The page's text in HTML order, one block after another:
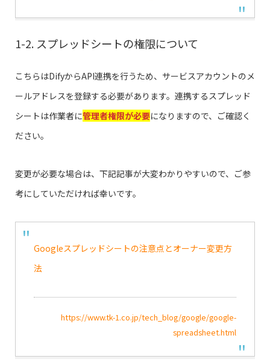
1-2. スプレッドシートの権限について
こちらはDifyからAPI連携を行うため、サービスアカウントのメ
ールアドレスを登録する必要があります。連携するスプレッド
シートは作業者に管理者権限が必要になりますので、ご確認く
ださい。
変更が必要な場合は、下記記事が大変わかりやすいので、ご参
考にしていただければ幸いです。
Googleスプレッドシートの注意点とオーナー変更方
法
https://www.tk-1.co.jp/tech_blog/google/google-
spreadsheet.html